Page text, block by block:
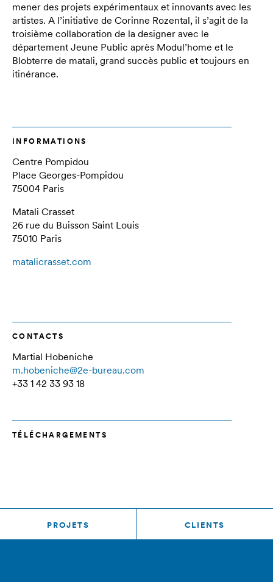
mener des projets expérimentaux et innovants avec les
artistes. A l’initiative de Corinne Rozental, il s’agit de la
troisième collaboration de la designer avec le
département Jeune Public après Modul’home et le
Blobterre de matali, grand succès public et toujours en
itinérance.
INFORMATIONS
Centre Pompidou
Place Georges-Pompidou
75004 Paris
Matali Crasset
26 rue du Buisson Saint Louis
75010 Paris
matalicrasset.com
CONTACTS
Martial Hobeniche
m.hobeniche@2e-bureau.com
+33 1 42 33 93 18
TÉLÉCHARGEMENTS
PROJETS CLIENTS